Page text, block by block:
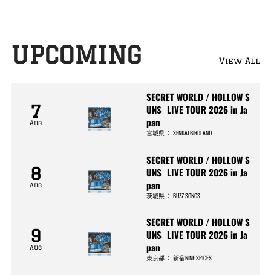
UPCOMING View All
7
Aug
SECRET WORLD / HOLLOW S
UNS LIVE TOUR 2026 in Ja
pan
宮城県 ：SENDAI BIRDLAND
8
Aug
SECRET WORLD / HOLLOW S
UNS LIVE TOUR 2026 in Ja
pan
茨城県 ：BUZZ SONGS
9
Aug
SECRET WORLD / HOLLOW S
UNS LIVE TOUR 2026 in Ja
pan
東京都 ：新宿NINE SPICES